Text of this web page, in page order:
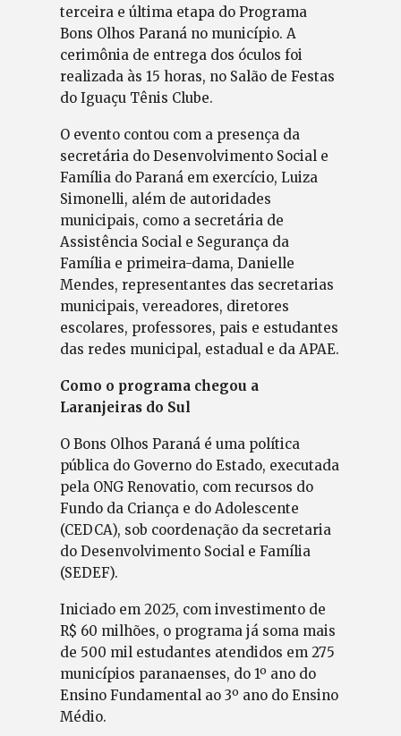
terceira e última etapa do Programa
Bons Olhos Paraná no município. A
cerimônia de entrega dos óculos foi
realizada às 15 horas, no Salão de Festas
do Iguaçu Tênis Clube.
O evento contou com a presença da
secretária do Desenvolvimento Social e
Família do Paraná em exercício, Luiza
Simonelli, além de autoridades
municipais, como a secretária de
Assistência Social e Segurança da
Família e primeira-dama, Danielle
Mendes, representantes das secretarias
municipais, vereadores, diretores
escolares, professores, pais e estudantes
das redes municipal, estadual e da APAE.
Como o programa chegou a
Laranjeiras do Sul
O Bons Olhos Paraná é uma política
pública do Governo do Estado, executada
pela ONG Renovatio, com recursos do
Fundo da Criança e do Adolescente
(CEDCA), sob coordenação da secretaria
do Desenvolvimento Social e Família
(SEDEF).
Iniciado em 2025, com investimento de
R$ 60 milhões, o programa já soma mais
de 500 mil estudantes atendidos em 275
municípios paranaenses, do 1º ano do
Ensino Fundamental ao 3º ano do Ensino
Médio.